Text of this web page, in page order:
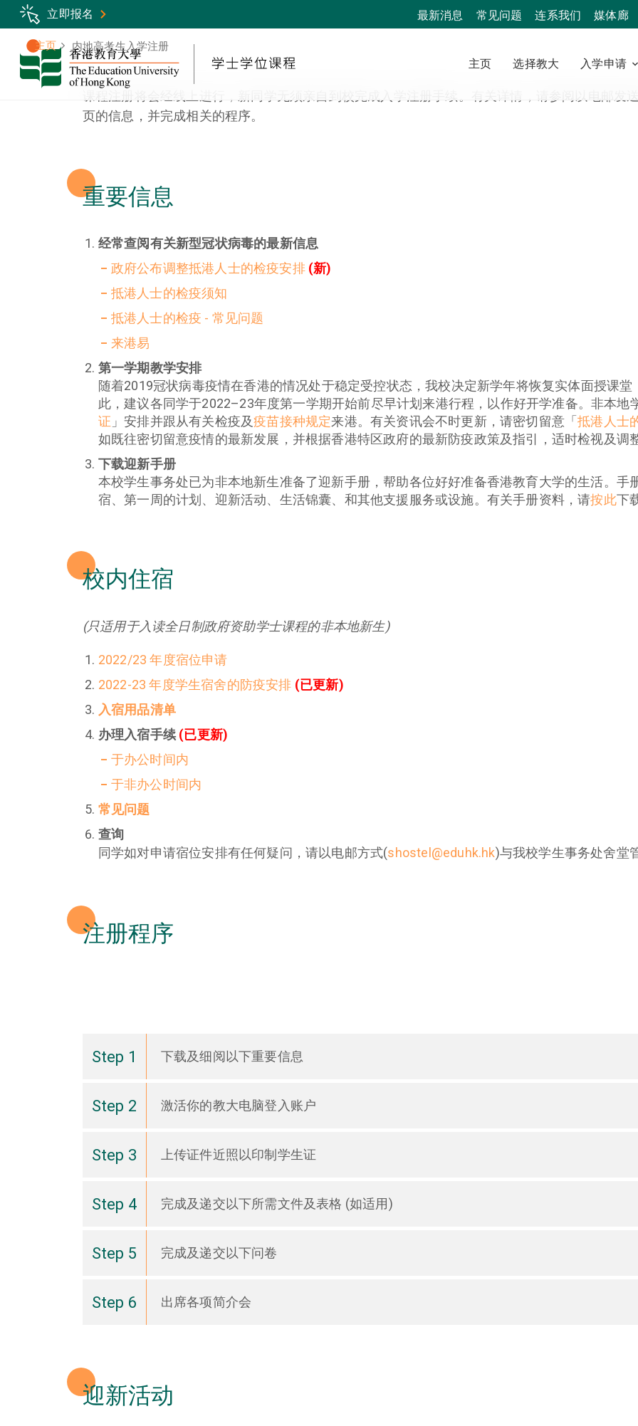
Skip
to
main
content
立即报名 最新消息 常见问题 连系我们 媒体廊
主页 选择教大 入学申请
Breadcrumb
主页 内地高考生入学注册
页的信息，并完成相关的程序。
重要信息
经常查阅有关新型冠状病毒的最新信息
政府公布调整抵港人士的检疫安排 (新)
抵港人士的检疫须知
抵港人士的检疫 - 常见问题
来港易
第一学期教学安排
随着2019冠状病毒疫情在香港的情况处于稳定受控状态，我校决定新学年将恢复实体面授课
此，建议各同学于2022–23年度第一学期开始前尽早计划来港行程，以作好开学准备。非本地
证 」安排并跟从有关检疫及疫苗接种规定来港。有关资讯会不时更新，请密切留意「抵港人士
如既往密切留意疫情的最新发展，并根据香港特区政府的最新防疫政策及指引，适时检视及调
下载迎新手册
本校学生事务处已为非本地新生准备了迎新手册，帮助各位好好准备香港教育大学的生活。手
宿、第一周的计划、迎新活动、生活锦囊、和其他支援服务或设施。有关手册资料，请按此下
校内住宿
(只适用于入读全日制政府资助学士课程的非本地新生)
2022/23 年度宿位申请
2022-23 年度学生宿舍的防疫安排 (已更新)
入宿用品清单
办理入宿手续(已更新)
于办公时间内
于非办公时间内
常见问题
查询
同学如对申请宿位安排有任何疑问，请以电邮方式(shostel@eduhk.hk)与我校学生事务处舍堂
注册程序
Step 1 下载及细阅以下重要信息
Step 2 激活你的教大电脑登入账户
Step 3 上传证件近照以印制学生证
Step 4 完成及递交以下所需文件及表格 (如适用)
Step 5 完成及递交以下问卷
Step 6 出席各项简介会
迎新活动